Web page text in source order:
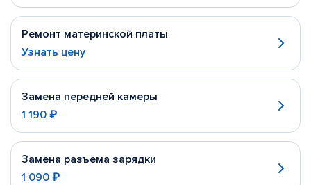
Ремонт материнской платы
Узнать цену
Замена передней камеры
1 190 ₽
Замена разъема зарядки
1 090 ₽